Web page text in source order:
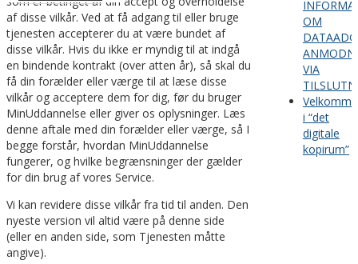
af disse vilkår. Ved at få adgang til eller bruge
tjenesten accepterer du at være bundet af
disse vilkår. Hvis du ikke er myndig til at indgå
en bindende kontrakt (over atten år), så skal du
få din forælder eller værge til at læse disse
vilkår og acceptere dem for dig, før du bruger
MinUddannelse eller giver os oplysninger. Læs
denne aftale med din forælder eller værge, så I
begge forstår, hvordan MinUddannelse
fungerer, og hvilke begrænsninger der gælder
for din brug af vores Service.
Vi kan revidere disse vilkår fra tid til anden. Den
nyeste version vil altid være på denne side
(eller en anden side, som Tjenesten måtte
angive).
OM
VIA
i “det
digitale
kopirum”